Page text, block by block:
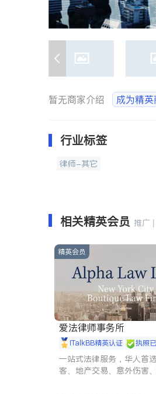
暂无商家介绍 成为精英
行业标签
律师-其它
相关精英会员 推广
精英会员
爱法律师事务所
iTalkBB精英认证 执照
一站式法律服务，华人首
客、地产交易、意外伤害